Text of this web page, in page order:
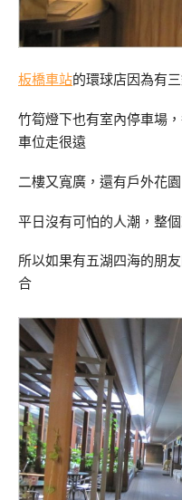
板橋車站的環球店因為有
竹筍燈下也有室內停車場
車位走很遠
二樓又寬廣，還有戶外花園
平日沒有可怕的人潮，整
所以如果有五湖四海的朋
合